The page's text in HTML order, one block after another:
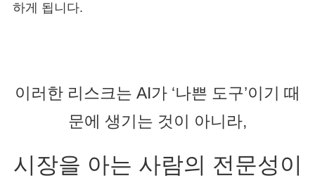
하게 됩니다.
이러한 리스크는 AI가 ‘나쁜 도구’이기 때
문에 생기는 것이 아니라,
시장을 아는 사람의 전문성이